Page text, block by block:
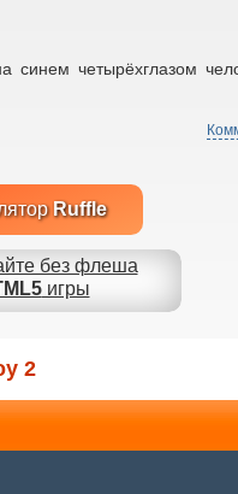
четырёхглазом
Ruffle
без флеша
игры
2